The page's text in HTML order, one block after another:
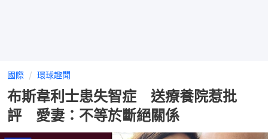
國際 環球趣聞
布斯韋利士患失智症 送療養院惹批
評 愛妻：不等於斷絕關係